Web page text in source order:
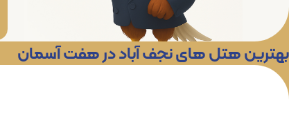
بهترین هتل های نجف آباد در هفت آسمان